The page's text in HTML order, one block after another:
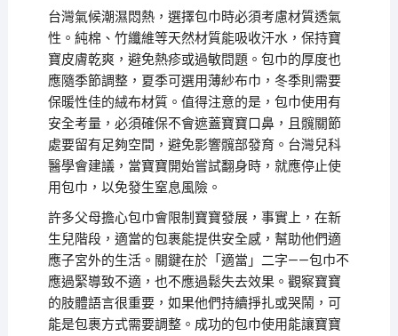
台灣氣候潮濕悶熱，選擇包巾時必須考慮材質透氣
性。純棉、竹纖維等天然材質能吸收汗水，保持寶
寶皮膚乾爽，避免熱疹或過敏問題。包巾的厚度也
應隨季節調整，夏季可選用薄紗布巾，冬季則需要
保暖性佳的絨布材質。值得注意的是，包巾使用有
安全考量，必須確保不會遮蓋寶寶口鼻，且髖關節
處要留有足夠空間，避免影響髖部發育。台灣兒科
醫學會建議，當寶寶開始嘗試翻身時，就應停止使
用包巾，以免發生窒息風險。
許多父母擔心包巾會限制寶寶發展，事實上，在新
生兒階段，適當的包裹能提供安全感，幫助他們適
應子宮外的生活。關鍵在於「適當」二字——包巾不
應過緊導致不適，也不應過鬆失去效果。觀察寶寶
的肢體語言很重要，如果他們持續掙扎或哭鬧，可
能是包裹方式需要調整。成功的包巾使用能讓寶寶